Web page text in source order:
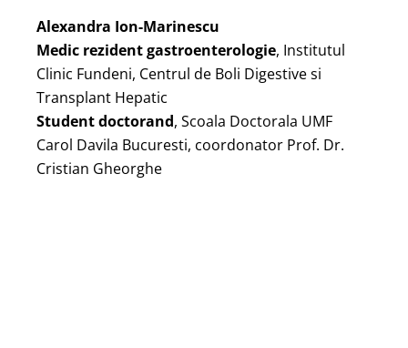
Alexandra Ion-Marinescu
Medic rezident gastroenterologie, Institutul
Clinic Fundeni, Centrul de Boli Digestive si
Transplant Hepatic
Student doctorand, Scoala Doctorala UMF
Carol Davila Bucuresti, coordonator Prof. Dr.
Cristian Gheorghe